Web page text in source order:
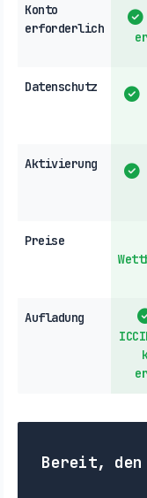
Konto
erforderlich
Datenschutz
Aktivierung
Preise
Aufladung
Bereit, den